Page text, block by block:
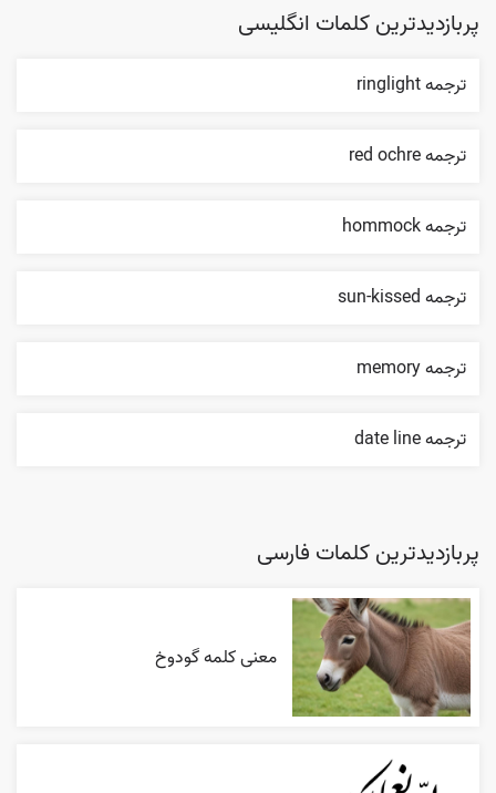
پربازدیدترین کلمات انگلیسی
ترجمه ringlight
ترجمه red ochre
ترجمه hommock
ترجمه sun-kissed
ترجمه memory
ترجمه date line
پربازدیدترین کلمات فارسی
معنی کلمه گودوخ